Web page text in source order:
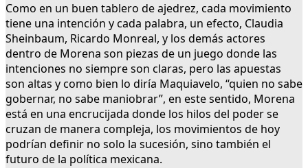
Como en un buen tablero de ajedrez, cada movimiento
tiene una intención y cada palabra, un efecto, Claudia
Sheinbaum, Ricardo Monreal, y los demás actores
dentro de Morena son piezas de un juego donde las
intenciones no siempre son claras, pero las apuestas
son altas y como bien lo diría Maquiavelo, “quien no sabe
gobernar, no sabe maniobrar”, en este sentido, Morena
está en una encrucijada donde los hilos del poder se
cruzan de manera compleja, los movimientos de hoy
podrían definir no solo la sucesión, sino también el
futuro de la política mexicana.